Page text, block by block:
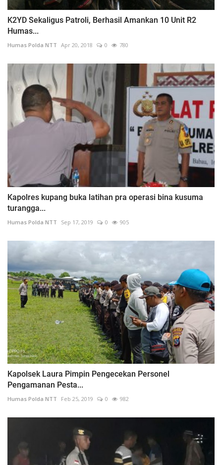
K2YD Sekaligus Patroli, Berhasil Amankan 10 Unit R2
Humas...
Humas Polda NTT Apr 20, 2018 0 780
Kapolres kupang buka latihan pra operasi bina kusuma
turangga...
Humas Polda NTT Sep 17, 2019 0 905
Kapolsek Laura Pimpin Pengecekan Personel
Pengamanan Pesta...
Humas Polda NTT Feb 25, 2019 0 982